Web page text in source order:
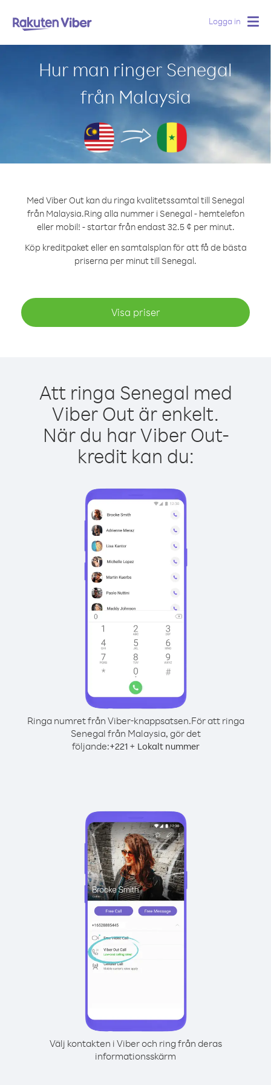
Logga in
Hur man ringer Senegal
från Malaysia
Med Viber Out kan du ringa kvalitetssamtal till Senegal
från Malaysia.Ring alla nummer i Senegal - hemtelefon
eller mobil! - startar från endast 32.5 ¢ per minut.
Köp kreditpaket eller en samtalsplan för att få de bästa
priserna per minut till Senegal.
Visa priser
Att ringa Senegal med
Viber Out är enkelt.
När du har Viber Out-
kredit kan du:
Ringa numret från Viber-knappsatsen.För att ringa
Senegal från Malaysia, gör det
följande:+221+ Lokalt nummer
Välj kontakten i Viber och ring från deras
informationsskärm